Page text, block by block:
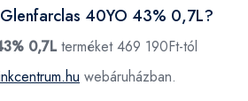
Glenfarclas 40YO 43% 0,7L?
0,7Lterméket 469 190Ft-tól
webáruházban.